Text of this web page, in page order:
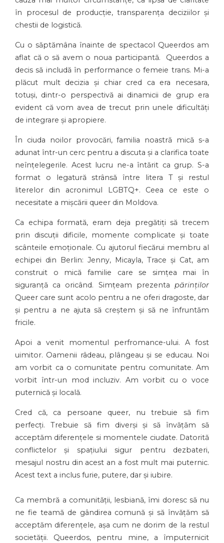
în procesul de producție, transparența deciziilor și
chestii de logistică.
Cu o săptămâna înainte de spectacol Queerdos am
aflat că o să avem o noua participantă. Queerdos a
decis să includă în performance o femeie trans. Mi-a
plăcut mult decizia și chiar cred ca era necesara,
totuși, dintr-o perspectivă ai dinamicii de grup era
evident că vom avea de trecut prin unele dificultăți
de integrare și apropiere.
În ciuda noilor provocări, familia noastră mică s-a
adunat într-un cerc pentru a discuta și a clarifica toate
neînțelegerile. Acest lucru ne-a întărit ca grup. S-a
format o legatură strânsă între litera T și restul
literelor din acronimul LGBTQ+. Ceea ce este o
necesitate a mișcării queer din Moldova.
Ca echipa formată, eram deja pregătiți să trecem
prin discuții dificile, momente complicate și toate
scânteile emoționale. Cu ajutorul fiecărui membru al
echipei din Berlin: Jenny, Micayla, Trace și Cat, am
construit o mică familie care se simțea mai în
siguranță ca oricând. Simțeam prezenta părinților
Queer care sunt acolo pentru a ne oferi dragoste, dar
și pentru a ne ajuta să creștem și să ne înfruntăm
fricile.
Apoi a venit momentul perfromance-ului. A fost
uimitor. Oamenii râdeau, plângeau și se educau. Noi
am vorbit ca o comunitate pentru comunitate. Am
vorbit într-un mod incluziv. Am vorbit cu o voce
puternică și locală.
Cred că, ca persoane queer, nu trebuie să fim
perfecți. Trebuie să fim diverși și să învățăm să
acceptăm diferențele si momentele ciudate. Datorită
conflictelor și spațiului sigur pentru dezbateri,
mesajul nostru din acest an a fost mult mai puternic.
Acest text a inclus furie, putere, dar și iubire.
Ca membră a comunității, lesbiană, îmi doresc să nu
ne fie teamă de gândirea comună și să învățăm să
acceptăm diferențele, așa cum ne dorim de la restul
societății. Queerdos, pentru mine, a împuternicit